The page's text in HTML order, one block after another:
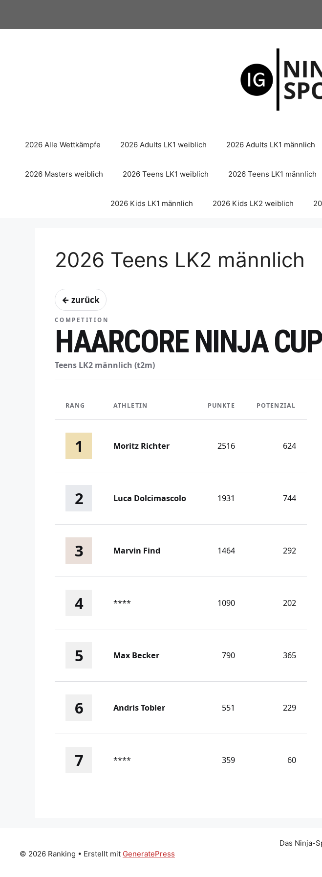
springen
2026 Alle Wettkämpfe 2026 Adults LK1 weiblich 2026 Adults LK1 männlich
2026 Masters weiblich 2026 Teens LK1 weiblich 2026 Teens LK1 männlich
2026 Kids LK1 männlich 2026 Kids LK2 weiblich
2026 Teens LK2 männlich
← zurück
COMPETITION
HAARCORE NINJA
Teens LK2 männlich (t2m)
RANG ATHLETIN PUNKTE POTENZIAL
1 Moritz Richter 2516 624
2 Luca Dolcimascolo 1931 744
3 Marvin Find 1464 292
4 **** 1090 202
5 Max Becker 790 365
6 Andris Tobler 551 229
7 **** 359 60
Das Ninja-
© 2026 Ranking • Erstellt mit GeneratePress